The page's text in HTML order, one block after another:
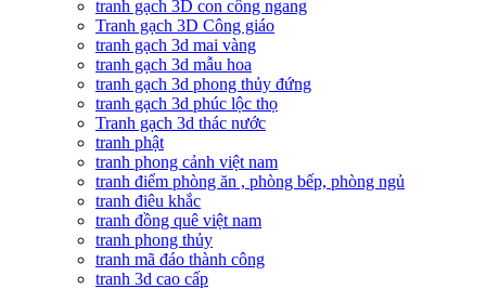
tranh gạch 3D con công ngang
Tranh gạch 3D Công giáo
tranh gạch 3d mai vàng
tranh gạch 3d mẫu hoa
tranh gạch 3d phong thủy đứng
tranh gạch 3d phúc lộc thọ
Tranh gạch 3d thác nước
tranh phật
tranh phong cảnh việt nam
tranh điểm phòng ăn , phòng bếp, phòng ngủ
tranh điêu khắc
tranh đồng quê việt nam
tranh phong thủy
tranh mã đáo thành công
tranh 3d cao cấp